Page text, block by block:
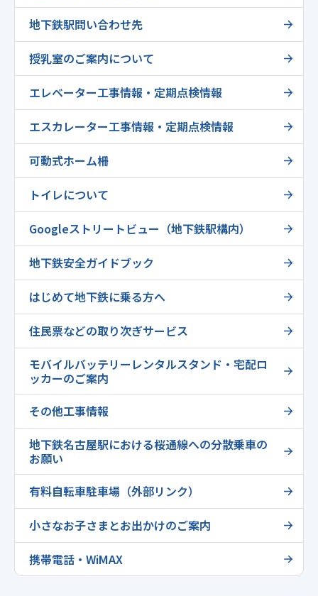
地下鉄駅問い合わせ先
授乳室のご案内について
エレベーター工事情報・定期点検情報
エスカレーター工事情報・定期点検情報
可動式ホーム柵
トイレについて
Googleストリートビュー（地下鉄駅構内）
地下鉄安全ガイドブック
はじめて地下鉄に乗る方へ
住民票などの取り次ぎサービス
モバイルバッテリーレンタルスタンド・宅配ロ
ッカーのご案内
その他工事情報
地下鉄名古屋駅における桜通線への分散乗車の
お願い
有料自転車駐車場（外部リンク）
小さなお子さまとお出かけのご案内
携帯電話・WiMAX